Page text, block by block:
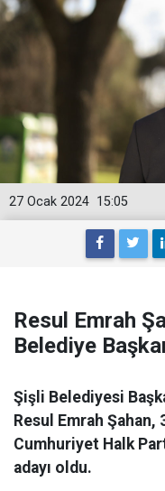
15:05
27 Ocak 2024
Resul Emrah
Belediye
Şişli Belediyesi
Resul Emrah
Cumhuriyet Halk
adayı oldu.